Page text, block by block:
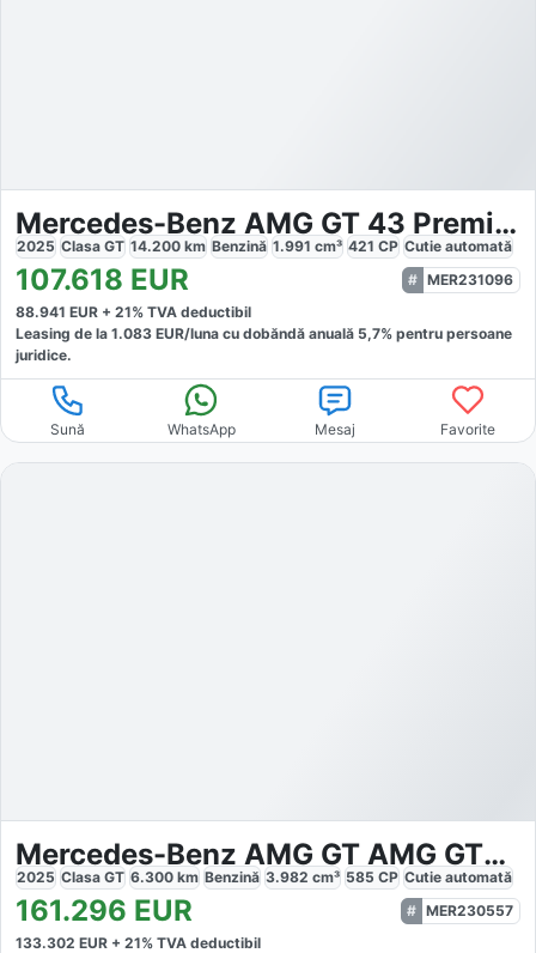
Mercedes-Benz AMG GT 43 Premium
2025 Clasa GT 14.200 km Benzină 1.991 cm³ 421 CP Cutie automată
107.618 EUR
MER231096
88.941 EUR + 21% TVA deductibil
Leasing de la 1.083 EUR/luna cu dobăndă anuală 5,7% pentru persoane
juridice.
Sună WhatsApp Mesaj Favorite
Mercedes-Benz AMG GT AMG GT63 4M
2025 Clasa GT 6.300 km Benzină 3.982 cm³ 585 CP Cutie automată
161.296 EUR
MER230557
133.302 EUR + 21% TVA deductibil